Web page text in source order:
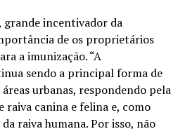
incentivador da
de os proprietários
a imunização. “A
sendo a principal forma de
urbanas, respondendo pela
raiva canina e felina e, como
raiva humana. Por isso, não